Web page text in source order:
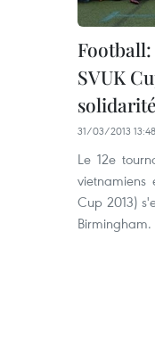
SVUK
solidarité
31/03/2013 13:48
Le 12e
vietnamiens
Cup 2013)
Birmingham.